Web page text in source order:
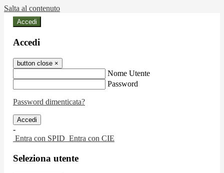
Salta al contenuto
Accedi
Accedi
button close ×
Nome Utente
Password
Password dimenticata?
-
Entra con SPID Entra con CIE
Seleziona utente